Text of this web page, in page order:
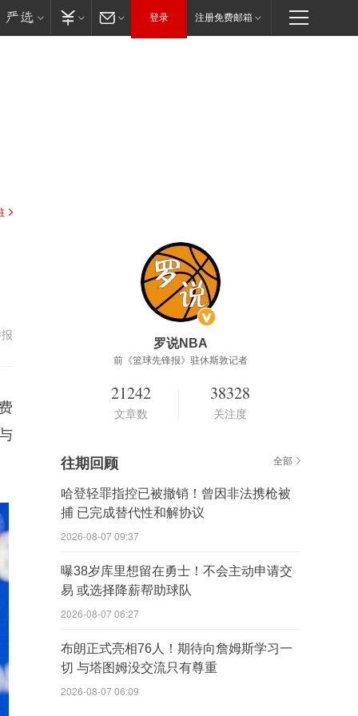
登录 注册免费邮箱
罗说NBA
前《篮球先锋报》驻休斯敦记者
21242
文章数
38328
关注度
往期回顾 全部
哈登轻罪指控已被撤销！曾因非法携枪被
捕 已完成替代性和解协议
2026-08-07 09:37
曝38岁库里想留在勇士！不会主动申请交
易 或选择降薪帮助球队
2026-08-07 06:27
布朗正式亮相76人！期待向詹姆斯学习一
切 与塔图姆没交流只有尊重
2026-08-07 06:09